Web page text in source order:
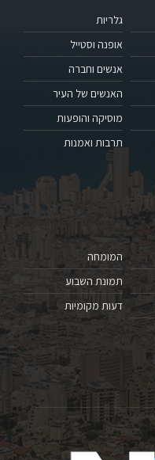
גלריות
אופנה וסטייל
אנשים וחברה
האנשים של העיר
מוסיקה והופעות
תרבות ואמנות
המומחה
תמונת השבוע
דעות מקומיות